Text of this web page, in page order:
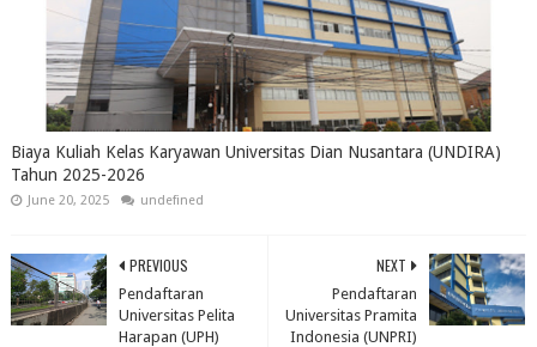
Biaya Kuliah Kelas Karyawan Universitas Dian Nusantara (UNDIRA)
Tahun 2025-2026
June 20, 2025 undefined
NEXT
Pendaftaran
Universitas Pramita
Indonesia (UNPRI)
PREVIOUS
Pendaftaran
Universitas Pelita
Harapan (UPH)